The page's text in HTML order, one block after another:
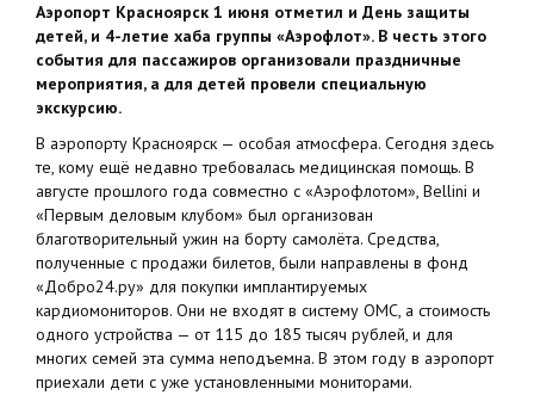
Аэропорт Красноярск 1 июня отметил и День защиты
детей, и 4-летие хаба группы «Аэрофлот». В честь этого
события для пассажиров организовали праздничные
мероприятия, а для детей провели специальную
экскурсию.
В аэропорту Красноярск — особая атмосфера. Сегодня здесь
те, кому ещё недавно требовалась медицинская помощь. В
августе прошлого года совместно с «Аэрофлотом», Bellini и
«Первым деловым клубом» был организован
благотворительный ужин на борту самолёта. Средства,
полученные с продажи билетов, были направлены в фонд
«Добро24.ру» для покупки имплантируемых
кардиомониторов. Они не входят в систему ОМС, а стоимость
одного устройства — от 115 до 185 тысяч рублей, и для
многих семей эта сумма неподъемна. В этом году в аэропорт
приехали дети с уже установленными мониторами.